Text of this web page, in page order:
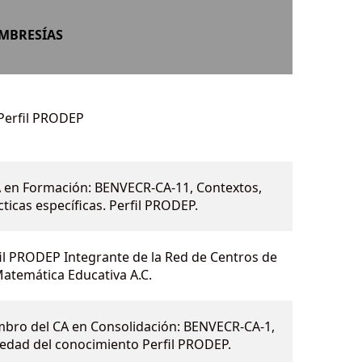
PRODEP
Formación: BENVECR-CA-11, Contextos,
específicas. Perfil PRODEP.
Integrante de la Red de Centros de
Educativa A.C.
del CA en Consolidación: BENVECR-CA-1,
del conocimiento Perfil PRODEP.